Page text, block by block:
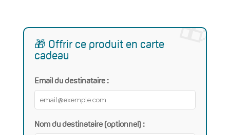
🎁 Offrir ce produit en carte
cadeau
Email du destinataire :
Nom du destinataire (optionnel) :